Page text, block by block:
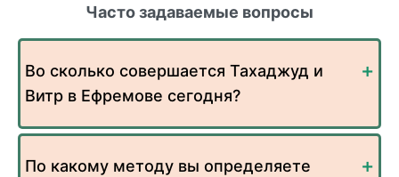
Часто задаваемые вопросы
Во сколько совершается Тахаджуд и
Витр в Ефремове сегодня?
По какому методу вы определяете